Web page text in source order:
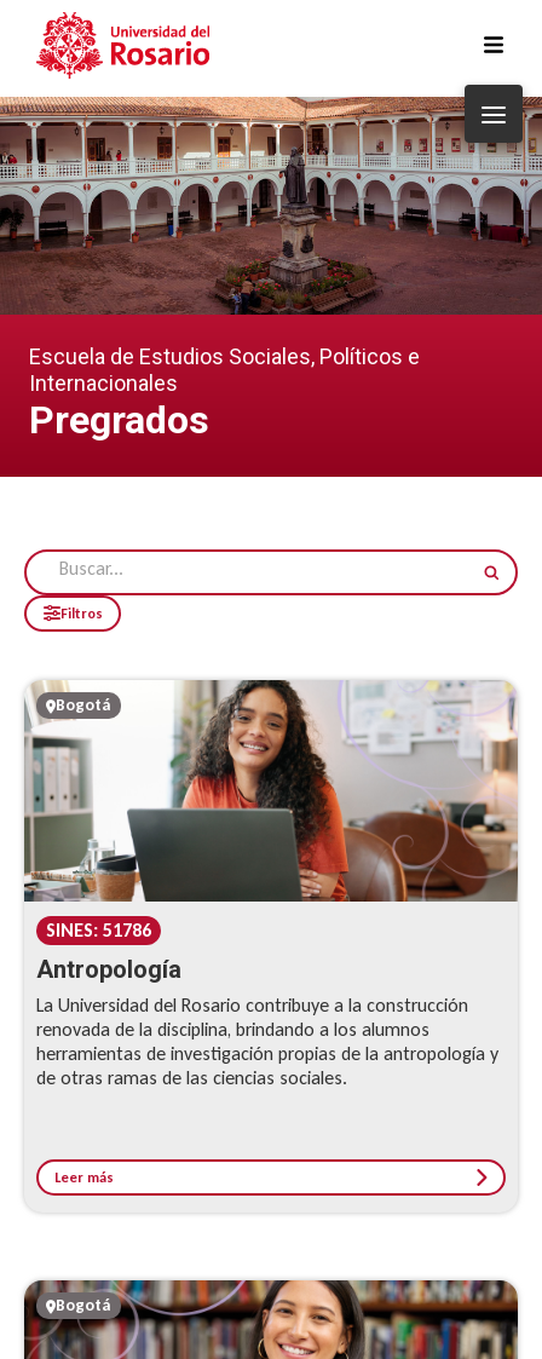
Pasar al contenido principal
Escuela de Estudios Sociales, Políticos e
Internacionales
Pregrados
Filtros
Bogotá
SINES: 51786
Antropología
La Universidad del Rosario contribuye a la construcción
renovada de la disciplina, brindando a los alumnos
herramientas de investigación propias de la antropología y
de otras ramas de las ciencias sociales.
Leer más
Bogotá